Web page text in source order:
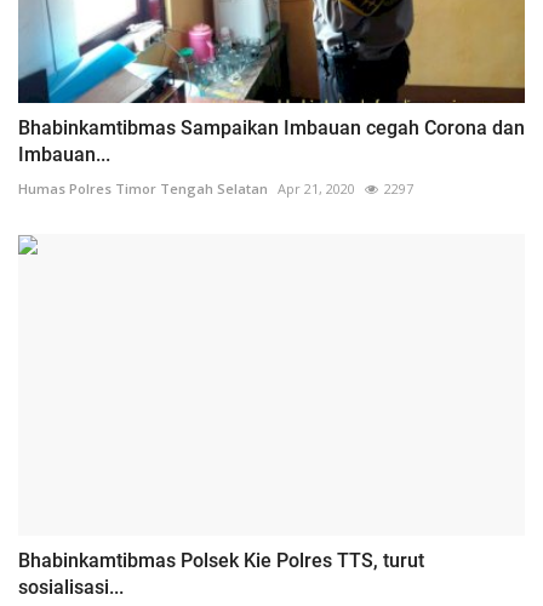
Bhabinkamtibmas Sampaikan Imbauan cegah Corona dan
Imbauan...
Humas Polres Timor Tengah Selatan Apr 21, 2020 2297
Bhabinkamtibmas Polsek Kie Polres TTS, turut
sosialisasi...